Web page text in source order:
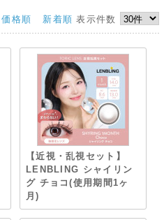
価格順 新着順 表示件数
【近視・乱視セット】
LENBLING シャイリン
グ チョコ(使用期間1ヶ
月)